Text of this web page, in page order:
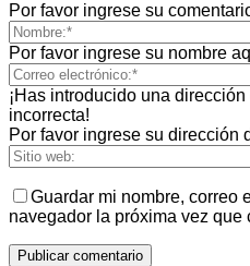
Por favor ingrese su
Por favor ingrese su nombre
¡Has introducido una
incorrecta!
Por favor ingrese su dirección
Guardar mi nombre, correo
navegador la próxima vez que